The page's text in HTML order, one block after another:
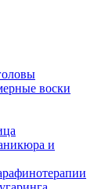
воски
и